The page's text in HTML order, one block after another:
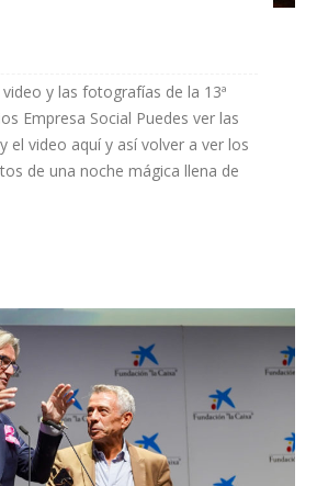
y las fotografías de la 13ª
Empresa Social Puedes ver las
el video aquí y así volver a ver los
de una noche mágica llena de